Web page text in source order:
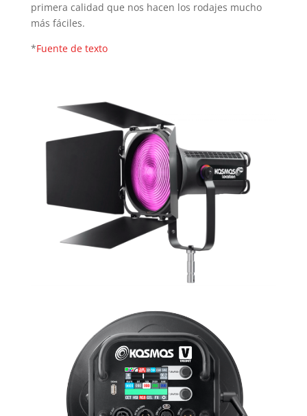
primera calidad que nos hacen los rodajes mucho
más fáciles.
*Fuente de texto